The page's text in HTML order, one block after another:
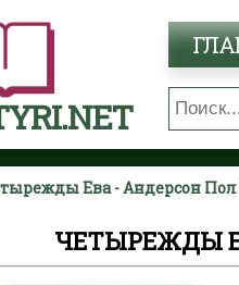
Ева - Андерсон
ЧЕТЫРЕЖДЫ